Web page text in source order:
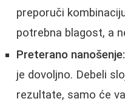
preporuči
potrebna blagost, a
Preterano nanošenje:
je dovoljno. Debeli
rezultate, samo će